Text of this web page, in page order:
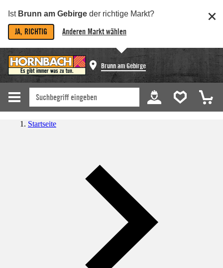
Ist Brunn am Gebirge der richtige Markt?
JA, RICHTIG Anderen Markt wählen
Brunn am Gebirge
Startseite